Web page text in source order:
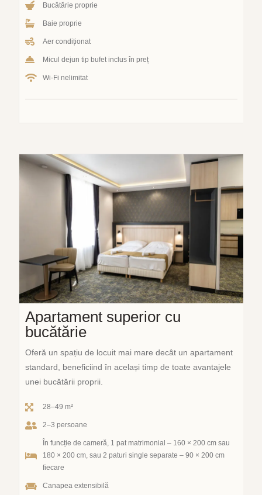
Bucătărie proprie
Baie proprie
Aer condiționat
Micul dejun tip bufet inclus în preț
Wi-Fi nelimitat
Apartament superior cu
bucătărie
Oferă un spațiu de locuit mai mare decât un apartament
standard, beneficiind în același timp de toate avantajele
unei bucătării proprii.
28–49 m²
2–3 persoane
În funcție de cameră, 1 pat matrimonial – 160 × 200 cm sau
180 × 200 cm, sau 2 paturi single separate – 90 × 200 cm
fiecare
Canapea extensibilă